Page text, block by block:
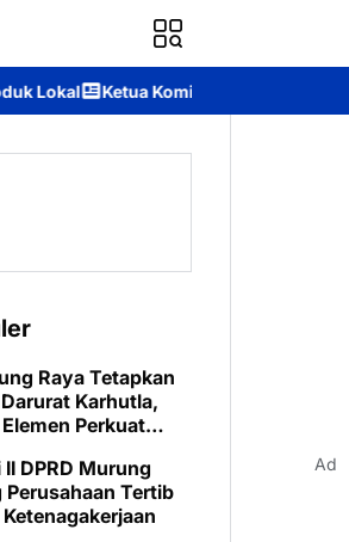
II DPRD Murung Raya: Apresiasi
Raya Tetapkan
Karhutla,
Perkuat
DPRD Murung
Perusahaan Tertib
Ad